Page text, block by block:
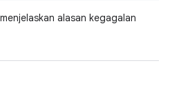
alasan kegagalan